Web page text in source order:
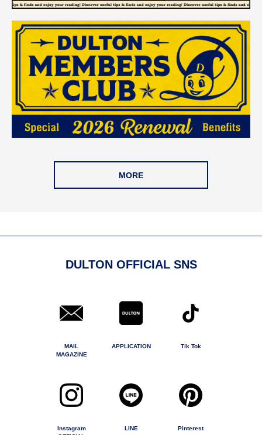
MORE
DULTON OFFICIAL SNS
MAIL
MAGAZINE
APPLICATION Tik Tok
Instagram
LINE Pinterest